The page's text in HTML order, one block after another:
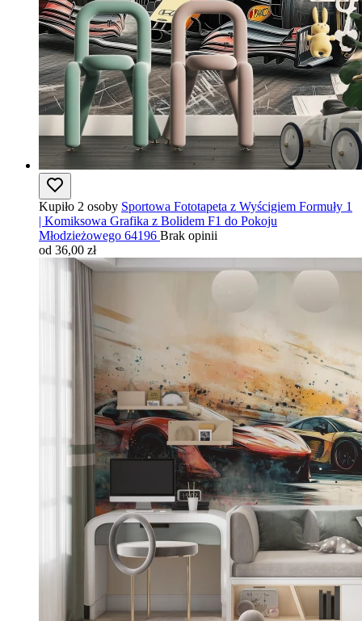
Kupiło 2 osoby Sportowa Fototapeta z Wyścigiem Formuły 1
| Komiksowa Grafika z Bolidem F1 do Pokoju
Młodzieżowego 64196 Brak opinii
od 36,00 zł